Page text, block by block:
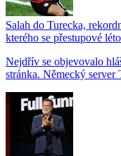
Salah do Turecka,
kterého se přestupové
Nejdřív se objevovalo
stránka. Německý server